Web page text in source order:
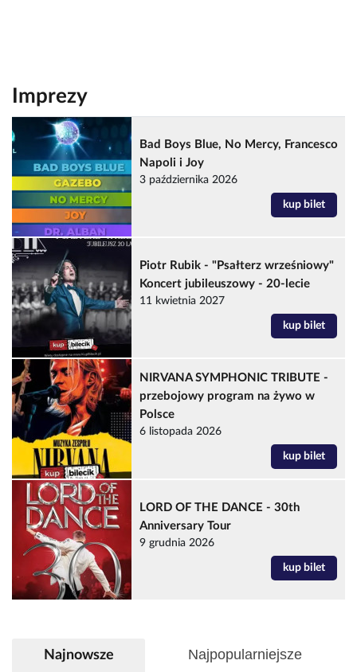
Imprezy
Bad Boys Blue, No Mercy, Francesco
Napoli i Joy
3 października 2026
kup bilet
Piotr Rubik - "Psałterz wrześniowy"
Koncert jubileuszowy - 20-lecie
11 kwietnia 2027
kup bilet
NIRVANA SYMPHONIC TRIBUTE -
przebojowy program na żywo w
Polsce
6 listopada 2026
kup bilet
LORD OF THE DANCE - 30th
Anniversary Tour
9 grudnia 2026
kup bilet
Najnowsze Najpopularniejsze